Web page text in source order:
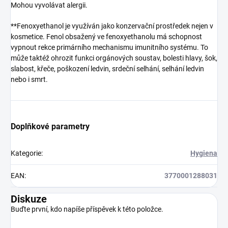
Mohou vyvolávat alergii.
**Fenoxyethanol je využíván jako konzervační prostředek nejen v
kosmetice. Fenol obsažený ve fenoxyethanolu má schopnost
vypnout rekce primárního mechanismu imunitního systému. To
může taktéž ohrozit funkci orgánových soustav, bolesti hlavy, šok,
slabost, křeče, poškození ledvin, srdeční selhání, selhání ledvin
nebo i smrt.
Doplňkové parametry
Kategorie: Hygiena
EAN: 3770001288031
Diskuze
Buďte první, kdo napíše příspěvek k této položce.